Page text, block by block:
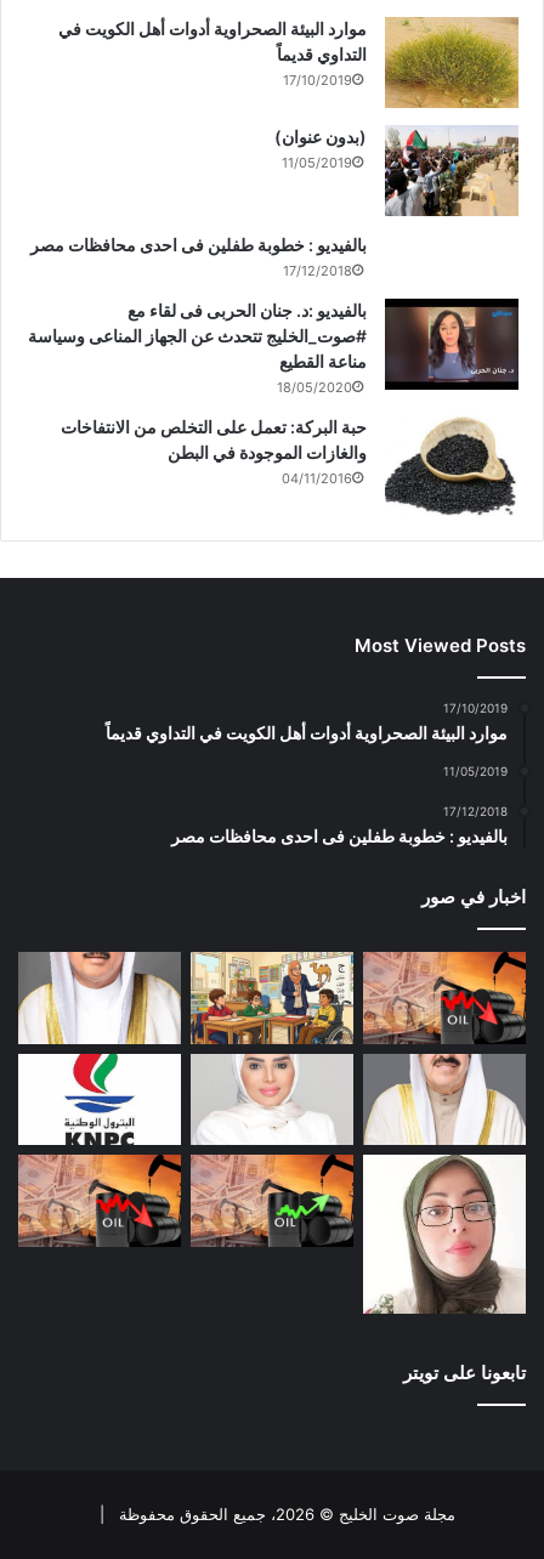
موارد البيئة الصحراوية أدوات أهل الكويت في
التداوي قديماً
17/10/2019
(بدون عنوان)
11/05/2019
بالفيديو : خطوبة طفلين فى احدى محافظات مصر
17/12/2018
بالفيديو :د. جنان الحربى فى لقاء مع
#صوت_الخليج تتحدث عن الجهاز المناعى وسياسة
مناعة القطيع
18/05/2020
حبة البركة: تعمل على التخلص من الانتفاخات
والغازات الموجودة في البطن
04/11/2016
Most Viewed Posts
17/10/2019
موارد البيئة الصحراوية أدوات أهل الكويت في التداوي قديماً
11/05/2019
17/12/2018
بالفيديو : خطوبة طفلين فى احدى محافظات مصر
اخبار في صور
تابعونا على تويتر
مجلة صوت الخليج © 2026، جميع الحقوق محفوظة |